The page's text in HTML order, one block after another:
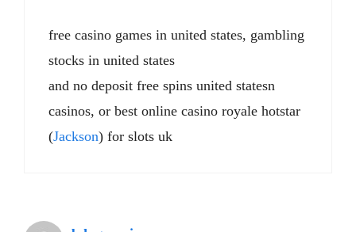
free casino games in united states, gambling
stocks in united states
and no deposit free spins united statesn
casinos, or best online casino royale hotstar
(Jackson) for slots uk